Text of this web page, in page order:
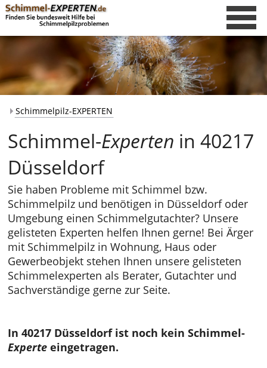
Schimmelpilz-EXPERTEN
Schimmel-Experten in 40217
Düsseldorf
Sie haben Probleme mit Schimmel bzw.
Schimmelpilz und benötigen in Düsseldorf oder
Umgebung einen Schimmelgutachter? Unsere
gelisteten Experten helfen Ihnen gerne! Bei Ärger
mit Schimmelpilz in Wohnung, Haus oder
Gewerbeobjekt stehen Ihnen unsere gelisteten
Schimmelexperten als Berater, Gutachter und
Sachverständige gerne zur Seite.
In 40217 Düsseldorf ist noch kein Schimmel-
Experte eingetragen.